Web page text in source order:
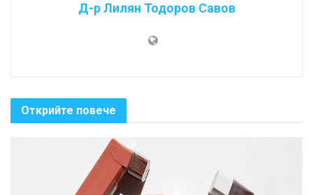
Д-р Лилян Тодоров Савов
Открийте повече